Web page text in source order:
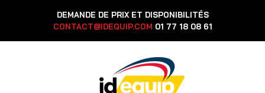
DEMANDE DE PRIX ET DISPONIBILITÉS
CONTACT@IDEQUIP.COM 01 77 18 08 61